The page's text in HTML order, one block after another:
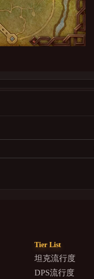
Tier List
坦克流行度
DPS流行度